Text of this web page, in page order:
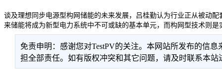
谈及理想同步电源型构网储能的未来发展，吕桂勤认为行业正从被动
来储能将成为新型电力系统中不可或缺的基本单元，而构网型技术则
免责申明：感谢您对TestPV的关注。本网站所发布的信
担全部责任。如有版权冲突和其它问题，请及时联系本